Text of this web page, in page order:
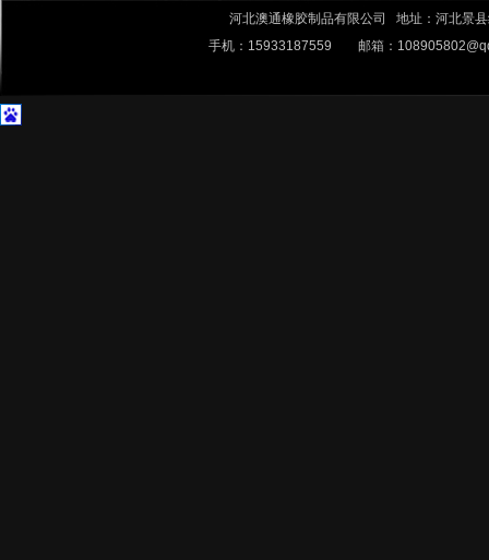
河北澳通橡胶制品有限公司 地址：河北景
手机：15933187559 邮箱：